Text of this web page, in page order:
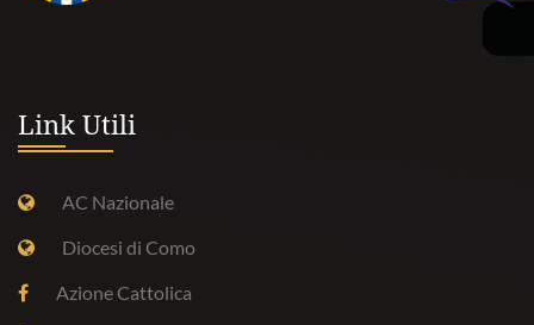
Link Utili
AC Nazionale
Diocesi di Como
Azione Cattolica